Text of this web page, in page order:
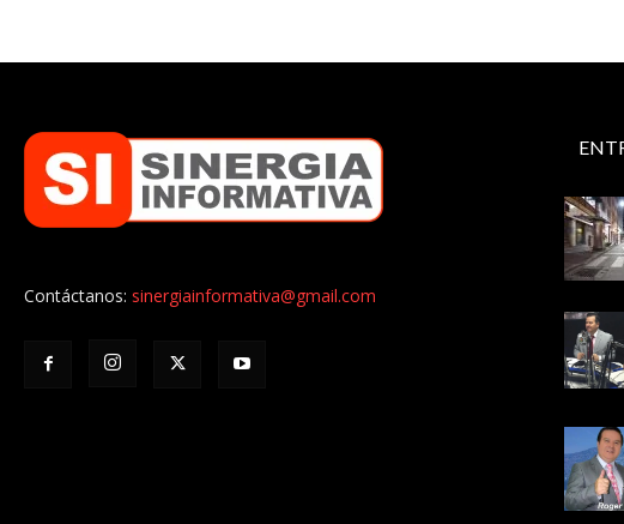
Contáctanos: sinergiainformativa@gmail.com